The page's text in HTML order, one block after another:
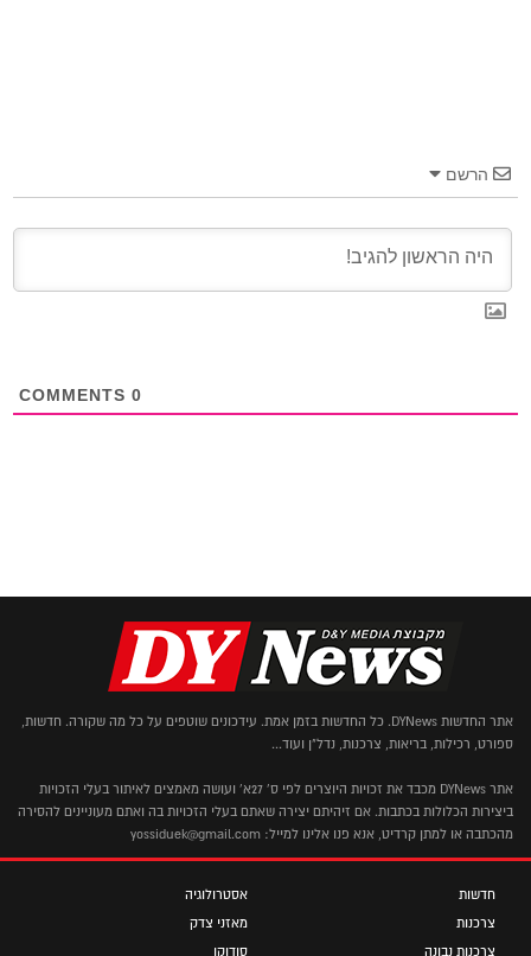
הרשם
0
אתר החדשות DYNews. כל החדשות בזמן אמת. עידכונים שוטפים על כל מה שקורה. חדשות,
ספורט, רכילות, בריאות, צרכנות, נדל"ן ועוד...
אתר DYNews מכבד את זכויות היוצרים לפי ס' 27א' ועושה מאמצים לאיתור בעלי הזכויות
ביצירות הכלולות בכתבות. אם זיהיתם יצירה שאתם בעלי הזכויות בה ואתם מעוניינים להסירה
מהכתבה או למתן קרדיט, אנא פנו אלינו למייל: yossiduek@gmail.com
חדשות
צרכנות
צרכנות נבונה
אסטרולוגיה
מאזני צדק
סודוקו